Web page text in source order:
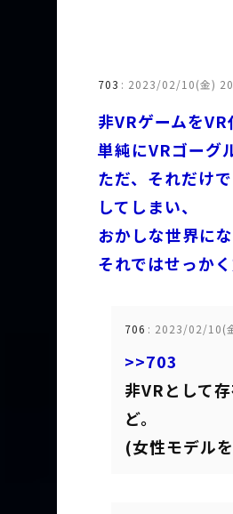
703 : 2023/02/10(金)
非VRゲームを
単純にVRゴーグ
ただ、それだけ
してしまい、
おかしな世界に
それではせっか
706 : 2023/02/10(
>>703
非VRとして
ど。
(女性モデル